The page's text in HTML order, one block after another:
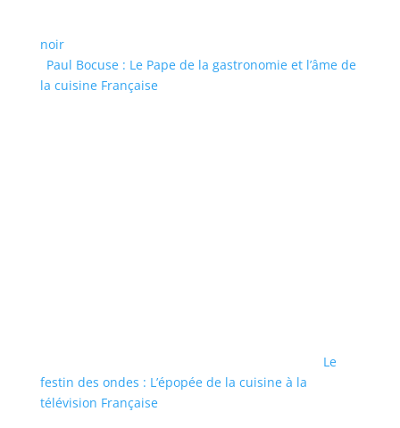
noir
Paul Bocuse : Le Pape de la gastronomie et l’âme de
la cuisine Française
Le
festin des ondes : L’épopée de la cuisine à la
télévision Française